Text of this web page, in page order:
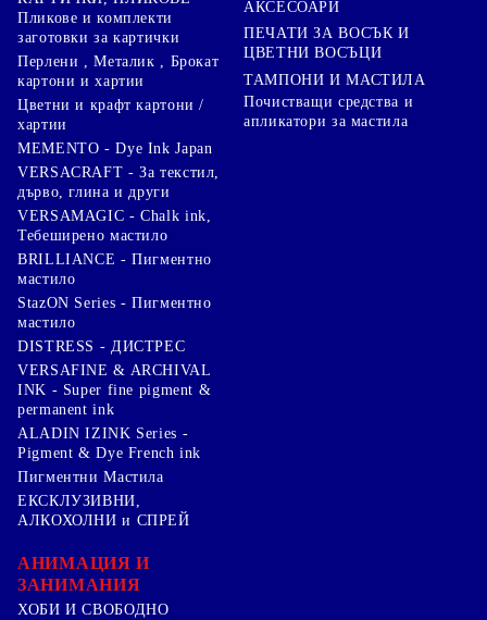
Пликове и комплекти
заготовки за картички
Перлени , Металик , Брокат
картони и хартии
Цветни и крафт картони /
хартии
АКСЕСОАРИ
ПЕЧАТИ ЗА ВОСЪК И
ЦВЕТНИ ВОСЪЦИ
ТАМПОНИ И МАСТИЛА
Почистващи средства и
апликатори за мастила
MEMENTO - Dye Ink Japan
VERSACRAFT - За текстил,
дърво, глина и други
VERSAMAGIC - Chalk ink,
Тебеширено мастило
BRILLIANCE - Пигментно
мастило
StazON Series - Пигментно
мастило
DISTRESS - ДИСТРЕС
VERSAFINE & ARCHIVAL
INK - Super fine pigment &
permanent ink
ALADIN IZINK Series -
Pigment & Dye French ink
Пигментни Мастила
ЕКСКЛУЗИВНИ,
АЛКОХОЛНИ и СПРЕЙ
АНИМАЦИЯ И
ЗАНИМАНИЯ
ХОБИ И СВОБОДНО